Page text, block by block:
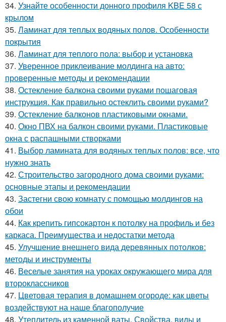
34. Узнайте особенности донного профиля KBE 58 с
крылом
35. Ламинат для теплых водяных полов. Особенности
покрытия
36. Ламинат для теплого пола: выбор и установка
37. Уверенное приклеивание молдинга на авто:
проверенные методы и рекомендации
38. Остекление балкона своими руками пошаговая
инструкция. Как правильно остеклить своими руками?
39. Остекление балконов пластиковыми окнами.
40. Окно ПВХ на балкон своими руками. Пластиковые
окна с распашными створками
41. Выбор ламината для водяных теплых полов: все, что
нужно знать
42. Строительство загородного дома своими руками:
основные этапы и рекомендации
43. Застегни свою комнату с помощью молдингов на
обои
44. Как крепить гипсокартон к потолку на профиль и без
каркаса. Преимущества и недостатки метода
45. Улучшение внешнего вида деревянных потолков:
методы и инструменты
46. Веселые занятия на уроках окружающего мира для
второклассников
47. Цветовая терапия в домашнем огороде: как цветы
воздействуют на наше благополучие
48. Утеплитель из каменной ваты. Свойства, виды и